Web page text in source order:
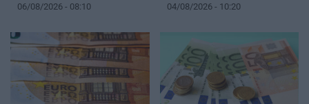
06/08/2026 - 08:10 04/08/2026 - 10:20